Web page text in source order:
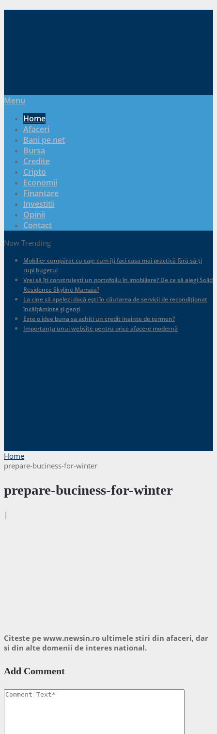
Menu
Home
Afaceri
Bani pe net
Bursa
Credite
Cripto
Economii
Finantare
Investitii
Opinii
Contact
Now Trending
Mobilier cumpărat cu cap: cum îți faci casa mai practică fără să-ți
rupi bugetul
Vrei să îți construiești un portofoliu în imobiliare? De ce să alegi Solid
Residence Skyline Mamaia?
La cine să apelezi dacă ești în căutarea de servicii de recondiționat
încălțăminte și genți
Este o idee buna sa achiti un credit inainte de termen?
Importanța unui website pentru orice afacere modernă
.
Home
prepare-buciness-for-winter
prepare-buciness-for-winter
|
Citeste pe www.newsin.ro ultimele stiri din afaceri, dar
si din alte domenii de interes national.
Add Comment